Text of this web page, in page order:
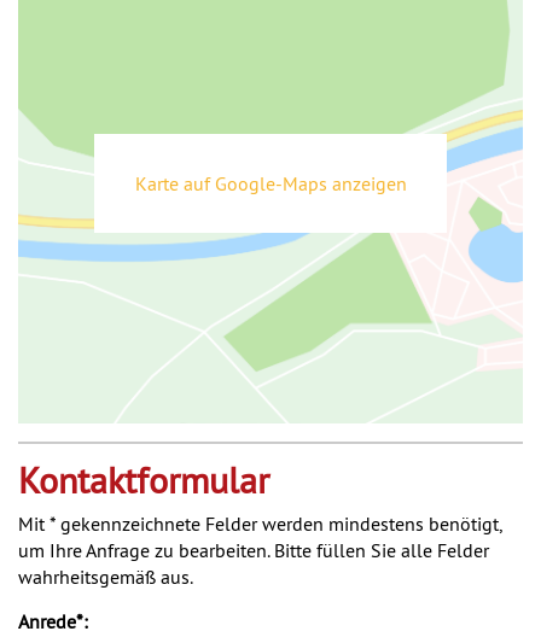
Karte auf Google-Maps anzeigen
Kontaktformular
Mit * gekennzeichnete Felder werden mindestens benötigt,
um Ihre Anfrage zu bearbeiten. Bitte füllen Sie alle Felder
wahrheitsgemäß aus.
Anrede*: